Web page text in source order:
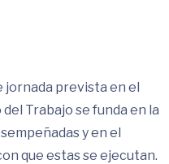
jornada prevista en el
Trabajo se funda en la
y en el
que estas se ejecutan.